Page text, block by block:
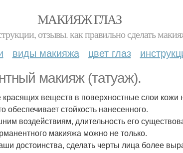
МАКИЯЖ ГЛАЗ
отзывы. как правильно сделать
виды макияжа цвет глаз
макияж (татуаж).
веществ в поверхностные слои
обеспечивает стойкость нанесенного.
воздействиям, длительность его
макияжа можно не только.
достоинства, сделать черты лица более